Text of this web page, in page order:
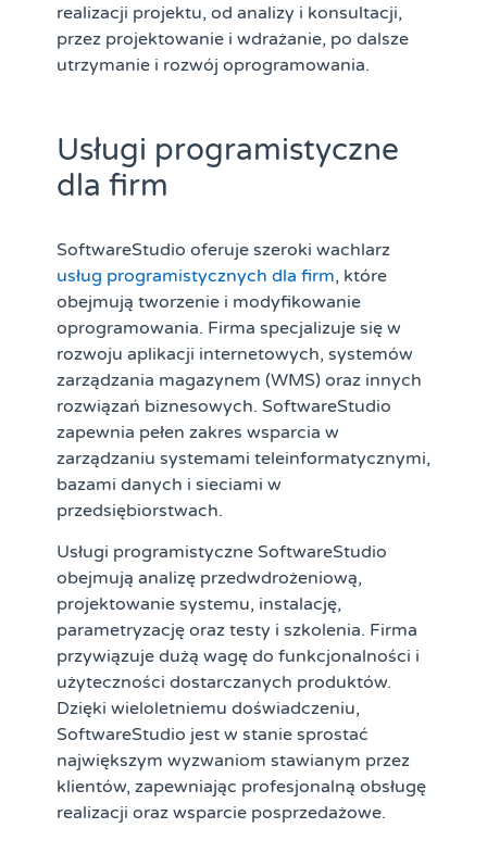
realizacji projektu, od analizy i konsultacji,
przez projektowanie i wdrażanie, po dalsze
utrzymanie i rozwój oprogramowania.
Usługi programistyczne
dla firm
SoftwareStudio oferuje szeroki wachlarz
usług programistycznych dla firm, które
obejmują tworzenie i modyfikowanie
oprogramowania. Firma specjalizuje się w
rozwoju aplikacji internetowych, systemów
zarządzania magazynem (WMS) oraz innych
rozwiązań biznesowych. SoftwareStudio
zapewnia pełen zakres wsparcia w
zarządzaniu systemami teleinformatycznymi,
bazami danych i sieciami w
przedsiębiorstwach.
Usługi programistyczne SoftwareStudio
obejmują analizę przedwdrożeniową,
projektowanie systemu, instalację,
parametryzację oraz testy i szkolenia. Firma
przywiązuje dużą wagę do funkcjonalności i
użyteczności dostarczanych produktów.
Dzięki wieloletniemu doświadczeniu,
SoftwareStudio jest w stanie sprostać
największym wyzwaniom stawianym przez
klientów, zapewniając profesjonalną obsługę
realizacji oraz wsparcie posprzedażowe.